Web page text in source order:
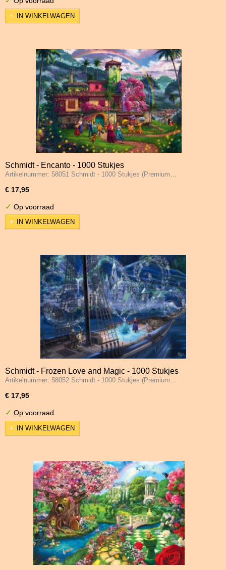
IN WINKELWAGEN
Schmidt - Encanto - 1000 Stukjes
Artikelnummer: 58051 Schmidt - 1000 Stukjes (Premium…
€ 17,95
✓ Op voorraad
IN WINKELWAGEN
Schmidt - Frozen Love and Magic - 1000 Stukjes
Artikelnummer: 58052 Schmidt - 1000 Stukjes (Premium…
€ 17,95
✓ Op voorraad
IN WINKELWAGEN